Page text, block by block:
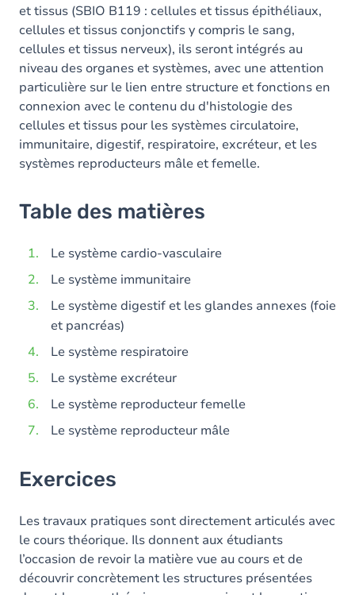
et tissus (SBIO B119 : cellules et tissus épithéliaux,
cellules et tissus conjonctifs y compris le sang,
cellules et tissus nerveux), ils seront intégrés au
niveau des organes et systèmes, avec une attention
particulière sur le lien entre structure et fonctions en
connexion avec le contenu du d'histologie des
cellules et tissus pour les systèmes circulatoire,
immunitaire, digestif, respiratoire, excréteur, et les
systèmes reproducteurs mâle et femelle.
Table des matières
Le système cardio-vasculaire
Le système immunitaire
Le système digestif et les glandes annexes (foie
et pancréas)
Le système respiratoire
Le système excréteur
Le système reproducteur femelle
Le système reproducteur mâle
Exercices
Les travaux pratiques sont directement articulés avec
le cours théorique. Ils donnent aux étudiants
l’occasion de revoir la matière vue au cours et de
découvrir concrètement les structures présentées